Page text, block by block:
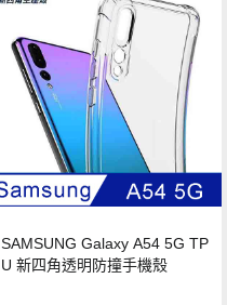
SAMSUNG Galaxy A54 5G TP
U 新四角透明防撞手機殼